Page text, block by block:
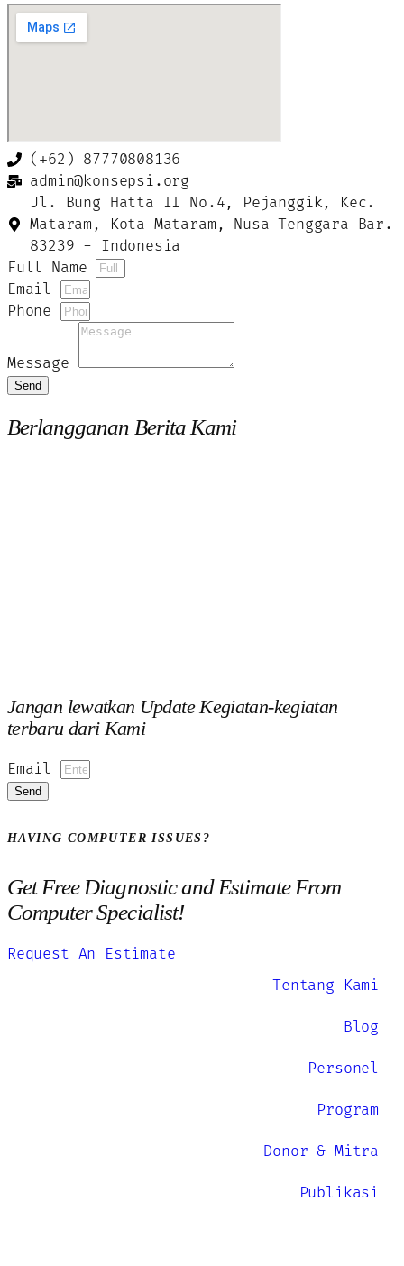
(+62) 87770808136
admin@konsepsi.org
Jl. Bung Hatta II No.4, Pejanggik, Kec.
Mataram, Kota Mataram, Nusa Tenggara Bar.
83239 - Indonesia
Full Name
Email
Phone
Message
Send
Berlangganan Berita Kami
Jangan lewatkan Update Kegiatan-kegiatan
terbaru dari Kami
Email
Send
HAVING COMPUTER ISSUES?
Get Free Diagnostic and Estimate From
Computer Specialist!
Request An Estimate
Tentang Kami
Blog
Personel
Program
Donor & Mitra
Publikasi